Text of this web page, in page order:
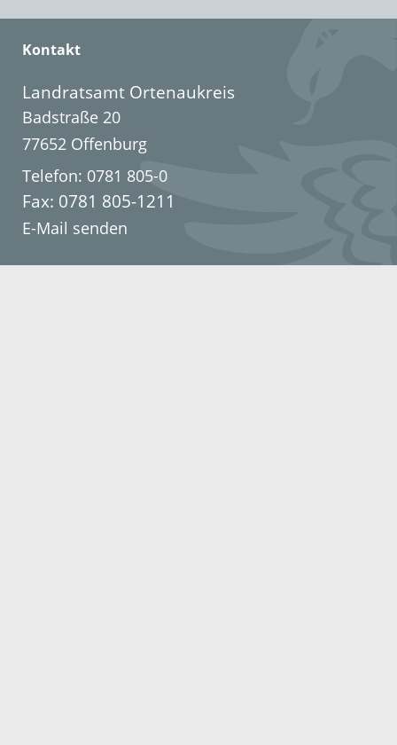
Kontakt
Landratsamt Ortenaukreis
Badstraße 20
77652 Offenburg
Telefon: 0781 805-0
Fax: 0781 805-1211
E-Mail senden